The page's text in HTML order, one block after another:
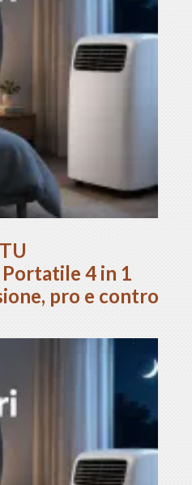
4 in 1
pro e contro